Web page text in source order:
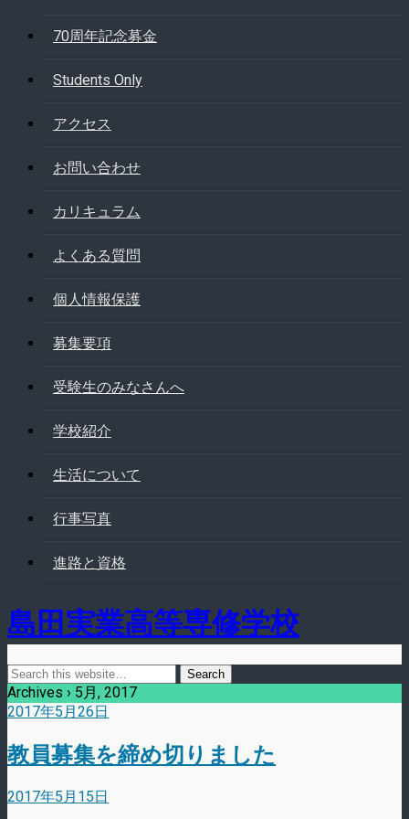
70周年記念募金
Students Only
アクセス
お問い合わせ
カリキュラム
よくある質問
個人情報保護
募集要項
受験生のみなさんへ
学校紹介
生活について
行事写真
進路と資格
島田実業高等専修学校
Archives › 5月, 2017
2017年5月26日
教員募集を締め切りました
2017年5月15日